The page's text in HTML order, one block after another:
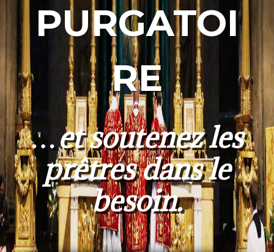
PURGATOI
RE
…et soutenez les
prêtres dans le
besoin.